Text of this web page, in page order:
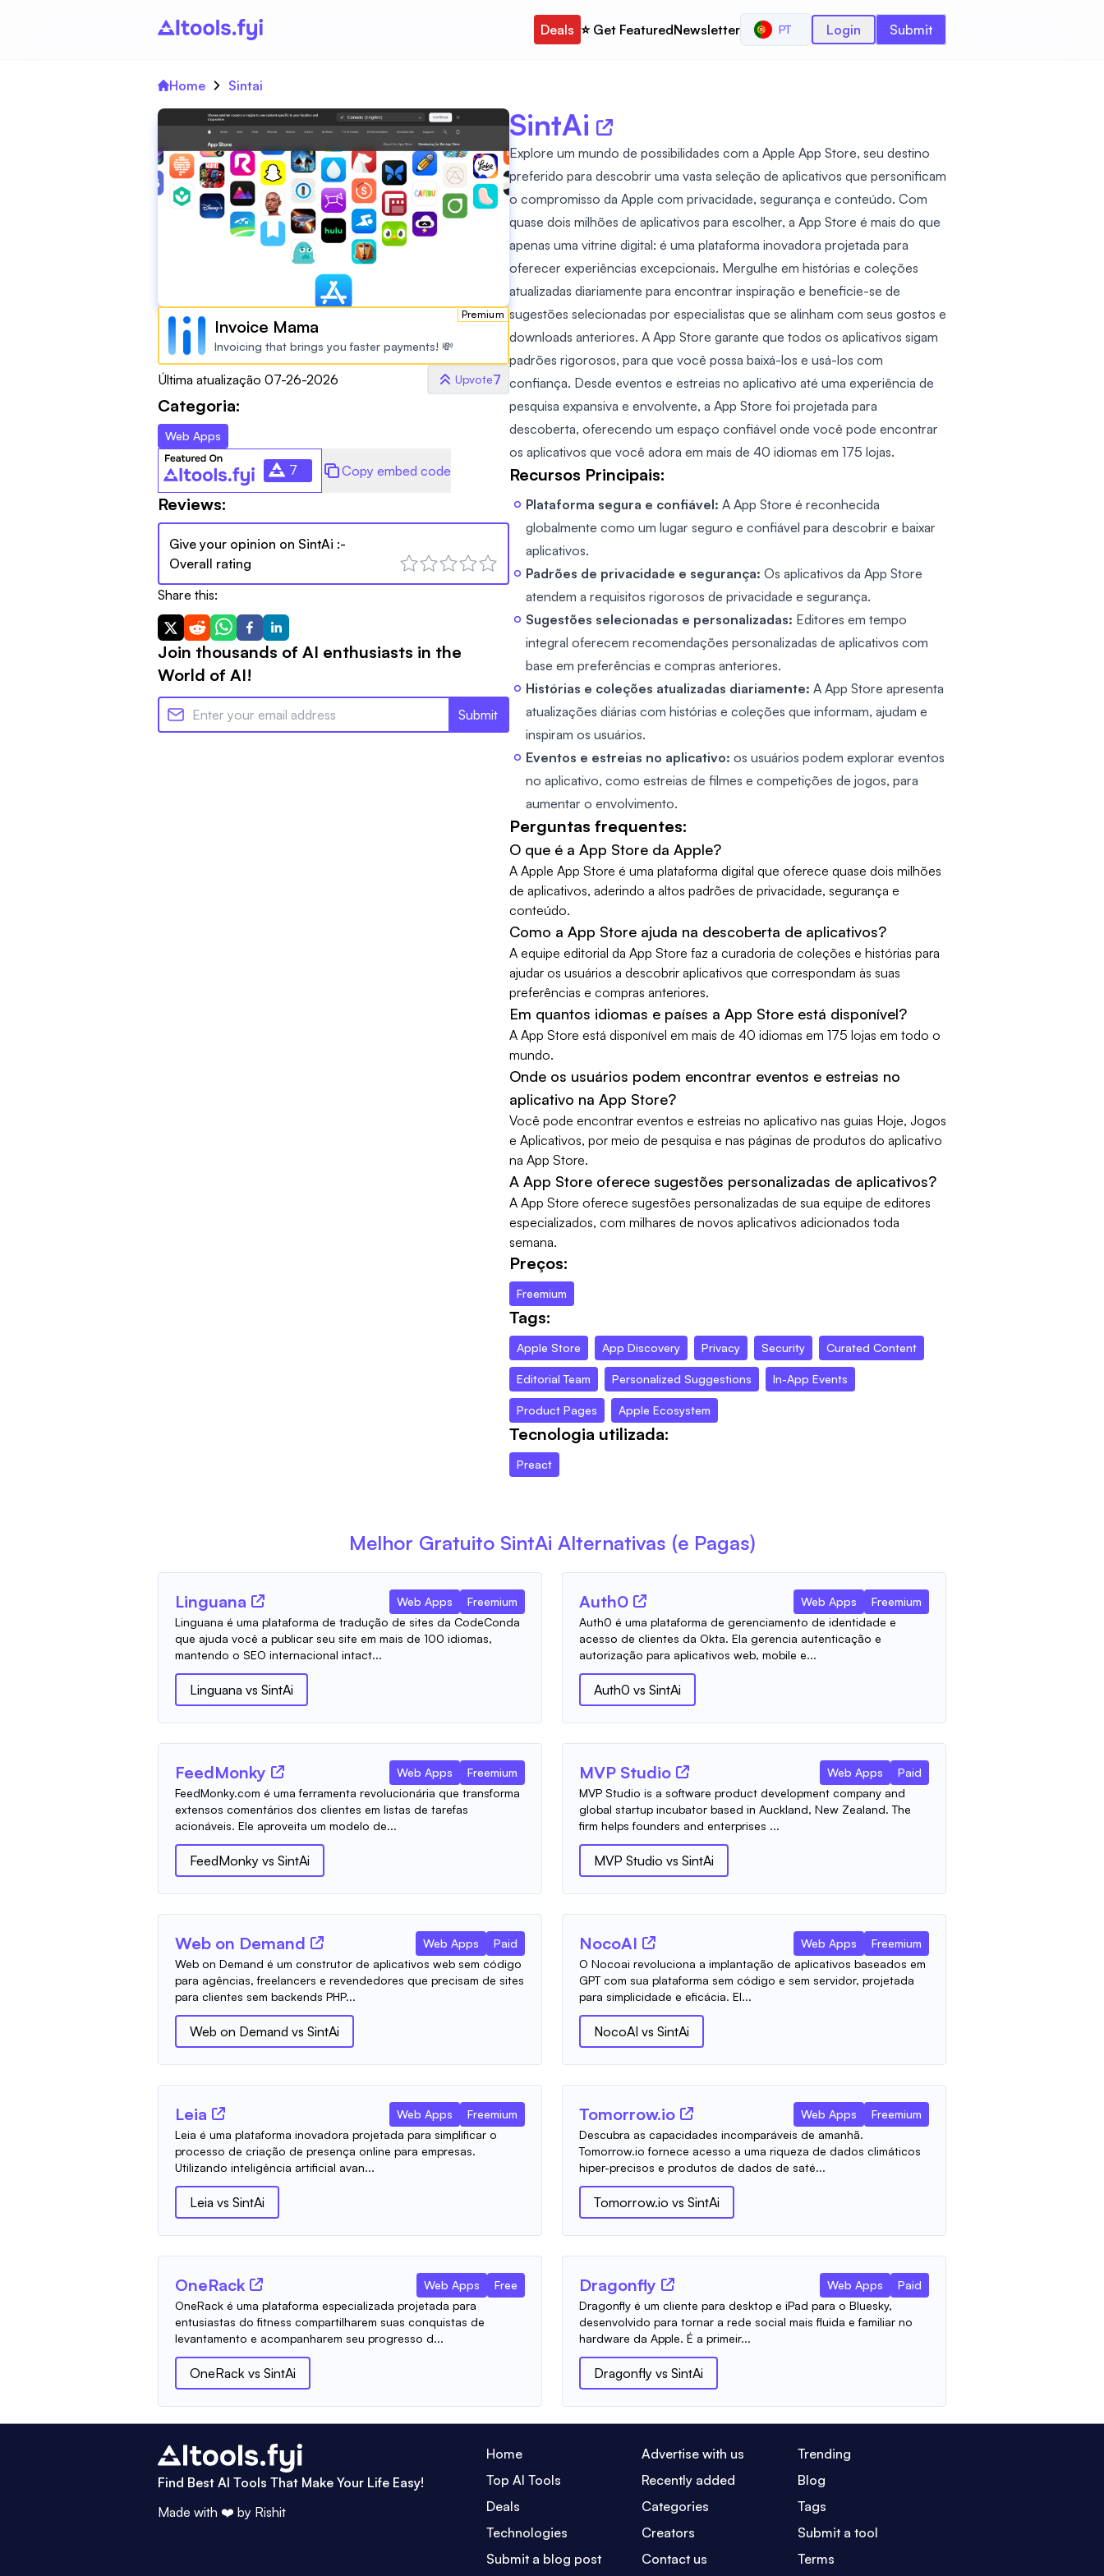
Deals ⭐️ Get FeaturedNewsletter PT Login Submit
Home Sintai
Premium
Invoice Mama
Invoicing that brings you faster payments! 💸
Última atualização 07-26-2026 Upvote7
Categoria:
Web Apps
7 Copy embed code
Reviews:
Give your opinion on SintAi :-
Overall rating
Share this:
Join thousands of AI enthusiasts in the
World of AI!
Submit
SintAi
Explore um mundo de possibilidades com a Apple App Store, seu destino
preferido para descobrir uma vasta seleção de aplicativos que personificam
o compromisso da Apple com privacidade, segurança e conteúdo. Com
quase dois milhões de aplicativos para escolher, a App Store é mais do que
apenas uma vitrine digital: é uma plataforma inovadora projetada para
oferecer experiências excepcionais. Mergulhe em histórias e coleções
atualizadas diariamente para encontrar inspiração e beneficie-se de
sugestões selecionadas por especialistas que se alinham com seus gostos e
downloads anteriores. A App Store garante que todos os aplicativos sigam
padrões rigorosos, para que você possa baixá-los e usá-los com
confiança. Desde eventos e estreias no aplicativo até uma experiência de
pesquisa expansiva e envolvente, a App Store foi projetada para
descoberta, oferecendo um espaço confiável onde você pode encontrar
os aplicativos que você adora em mais de 40 idiomas em 175 lojas.
Recursos Principais:
Plataforma segura e confiável: A App Store é reconhecida
globalmente como um lugar seguro e confiável para descobrir e baixar
aplicativos.
Padrões de privacidade e segurança: Os aplicativos da App Store
atendem a requisitos rigorosos de privacidade e segurança.
Sugestões selecionadas e personalizadas: Editores em tempo
integral oferecem recomendações personalizadas de aplicativos com
base em preferências e compras anteriores.
Histórias e coleções atualizadas diariamente: A App Store apresenta
atualizações diárias com histórias e coleções que informam, ajudam e
inspiram os usuários.
Eventos e estreias no aplicativo: os usuários podem explorar eventos
no aplicativo, como estreias de filmes e competições de jogos, para
aumentar o envolvimento.
Perguntas frequentes:
O que é a App Store da Apple?
A Apple App Store é uma plataforma digital que oferece quase dois milhões
de aplicativos, aderindo a altos padrões de privacidade, segurança e
conteúdo.
Como a App Store ajuda na descoberta de aplicativos?
A equipe editorial da App Store faz a curadoria de coleções e histórias para
ajudar os usuários a descobrir aplicativos que correspondam às suas
preferências e compras anteriores.
Em quantos idiomas e países a App Store está disponível?
A App Store está disponível em mais de 40 idiomas em 175 lojas em todo o
mundo.
Onde os usuários podem encontrar eventos e estreias no
aplicativo na App Store?
Você pode encontrar eventos e estreias no aplicativo nas guias Hoje, Jogos
e Aplicativos, por meio de pesquisa e nas páginas de produtos do aplicativo
na App Store.
A App Store oferece sugestões personalizadas de aplicativos?
A App Store oferece sugestões personalizadas de sua equipe de editores
especializados, com milhares de novos aplicativos adicionados toda
semana.
Preços:
Freemium
Tags:
Apple Store App Discovery Privacy Security Curated Content
Editorial Team Personalized Suggestions In-App Events
Product Pages Apple Ecosystem
Tecnologia utilizada:
Preact
Melhor Gratuito SintAi Alternativas (e Pagas)
Linguana Web Apps
Freemium
Linguana é uma plataforma de tradução de sites da CodeConda
que ajuda você a publicar seu site em mais de 100 idiomas,
mantendo o SEO internacional intact...
Linguana vs SintAi
Auth0 Web Apps
Freemium
Auth0 é uma plataforma de gerenciamento de identidade e
acesso de clientes da Okta. Ela gerencia autenticação e
autorização para aplicativos web, mobile e...
Auth0 vs SintAi
FeedMonky Web Apps
Freemium
FeedMonky.com é uma ferramenta revolucionária que transforma
extensos comentários dos clientes em listas de tarefas
acionáveis. Ele aproveita um modelo de...
FeedMonky vs SintAi
MVP Studio Web Apps
Paid
MVP Studio is a software product development company and
global startup incubator based in Auckland, New Zealand. The
firm helps founders and enterprises ...
MVP Studio vs SintAi
Web on Demand Web Apps
Paid
Web on Demand é um construtor de aplicativos web sem código
para agências, freelancers e revendedores que precisam de sites
para clientes sem backends PHP...
Web on Demand vs SintAi
NocoAI Web Apps
Freemium
O Nocoai revoluciona a implantação de aplicativos baseados em
GPT com sua plataforma sem código e sem servidor, projetada
para simplicidade e eficácia. El...
NocoAI vs SintAi
Leia Web Apps
Freemium
Leia é uma plataforma inovadora projetada para simplificar o
processo de criação de presença online para empresas.
Utilizando inteligência artificial avan...
Leia vs SintAi
Tomorrow.io Web Apps
Freemium
Descubra as capacidades incomparáveis ​​de amanhã.
Tomorrow.io fornece acesso a uma riqueza de dados climáticos
hiper-precisos e produtos de dados de saté...
Tomorrow.io vs SintAi
OneRack Web Apps
Free
OneRack é uma plataforma especializada projetada para
entusiastas do fitness compartilharem suas conquistas de
levantamento e acompanharem seu progresso d...
OneRack vs SintAi
Dragonfly Web Apps
Paid
Dragonfly é um cliente para desktop e iPad para o Bluesky,
desenvolvido para tornar a rede social mais fluida e familiar no
hardware da Apple. É a primeir...
Dragonfly vs SintAi
Find Best AI Tools That Make Your Life Easy!
Made with ❤️ by Rishit
Home Advertise with us
Trending
Top AI Tools
Recently added
Blog
Deals
Categories
Tags
Technologies
Creators
Submit a tool
Submit a blog post
Contact us Terms